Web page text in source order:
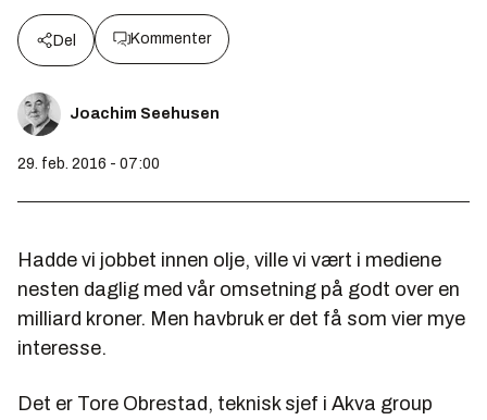
Del Kommenter
Joachim Seehusen
29. feb. 2016 - 07:00
Hadde vi jobbet innen olje, ville vi vært i mediene
nesten daglig med vår omsetning på godt over en
milliard kroner. Men havbruk er det få som vier mye
interesse.
Det er Tore Obrestad, teknisk sjef i Akva group